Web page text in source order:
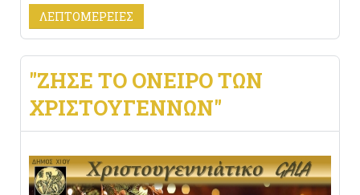
ΛΕΠΤΟΜΈΡΕΙΕΣ
"ΖΉΣΕ ΤΟ ΌΝΕΙΡΟ ΤΩΝ
ΧΡΙΣΤΟΥΓΈΝΝΩΝ"